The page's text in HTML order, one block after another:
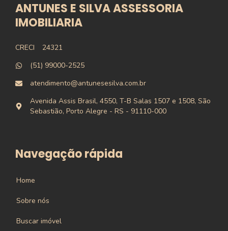
ANTUNES E SILVA ASSESSORIA
IMOBILIARIA
CRECI
24321
(51) 99000-2525
atendimento@antunesesilva.com.br
Avenida Assis Brasil, 4550, T-B Salas 1507 e 1508, São
Sebastião, Porto Alegre - RS - 91110-000
Navegação rápida
Home
Sobre nós
Buscar imóvel